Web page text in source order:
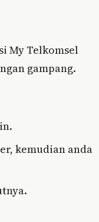
My Telkomsel
gampang.
kemudian anda